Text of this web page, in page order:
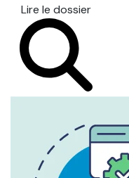
Lire le dossier